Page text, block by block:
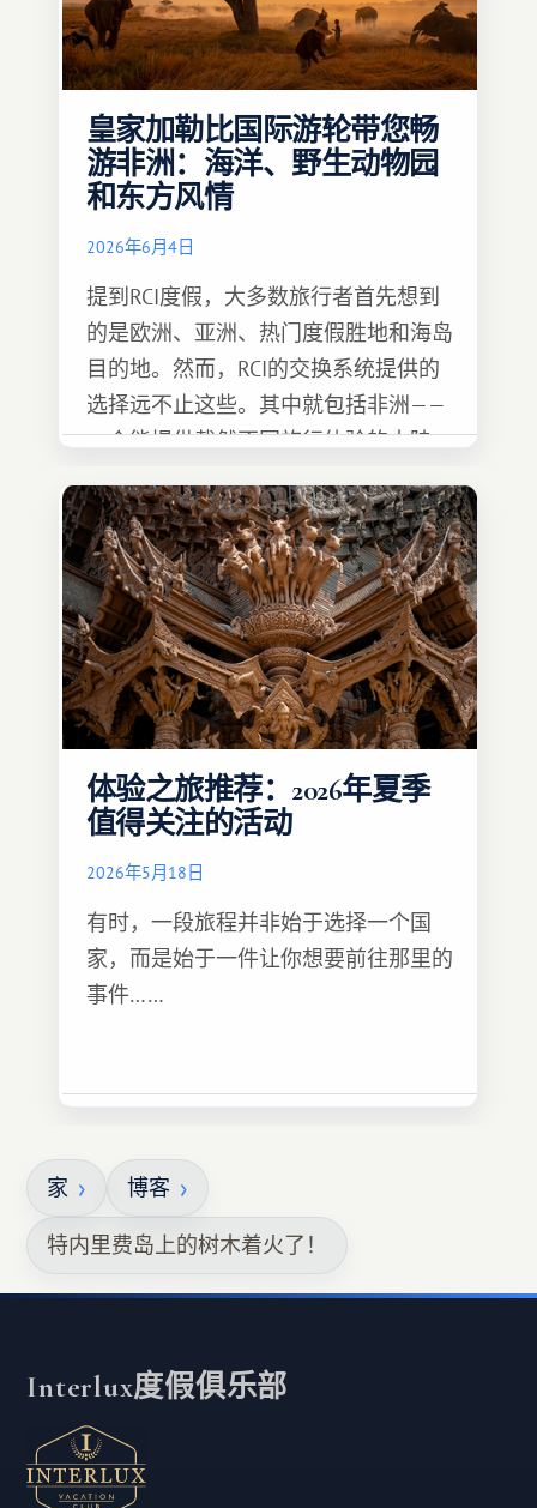
皇家加勒比国际游轮带您畅
游非洲：海洋、野生动物园
和东方风情
2026年6月4日
提到RCI度假，大多数旅行者首先想到
的是欧洲、亚洲、热门度假胜地和海岛
目的地。然而，RCI的交换系统提供的
选择远不止这些。其中就包括非洲——
一个能提供截然不同旅行体验的大陆。
体验之旅推荐：2026年夏季
值得关注的活动
2026年5月18日
有时，一段旅程并非始于选择一个国
家，而是始于一件让你想要前往那里的
事件……
家 博客
特内里费岛上的树木着火了！
Interlux度假俱乐部